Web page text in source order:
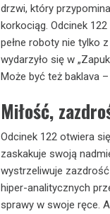
drzwi, który
korkociąg. Odcinek
pełne roboty nie tylko
wydarzyło się w
Może być też baklava
Miłość,
Odcinek 122 otwiera
zaskakuje swoją
wystrzeliwuje
hiper-analitycznych
sprawy w swoje ręce.